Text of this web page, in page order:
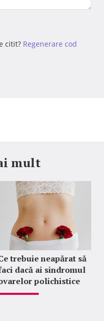
citit? Regenerare cod
mult
trebuie neapărat să
dacă ai sindromul
polichistice